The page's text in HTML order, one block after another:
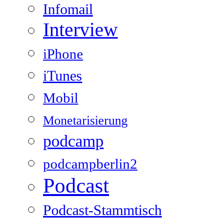
Infomail
Interview
iPhone
iTunes
Mobil
Monetarisierung
podcamp
podcampberlin2
Podcast
Podcast-Stammtisch